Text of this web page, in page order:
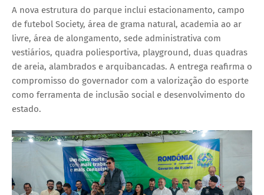
A nova estrutura do parque inclui estacionamento, campo
de futebol Society, área de grama natural, academia ao ar
livre, área de alongamento, sede administrativa com
vestiários, quadra poliesportiva, playground, duas quadras
de areia, alambrados e arquibancadas. A entrega reafirma o
compromisso do governador com a valorização do esporte
como ferramenta de inclusão social e desenvolvimento do
estado.